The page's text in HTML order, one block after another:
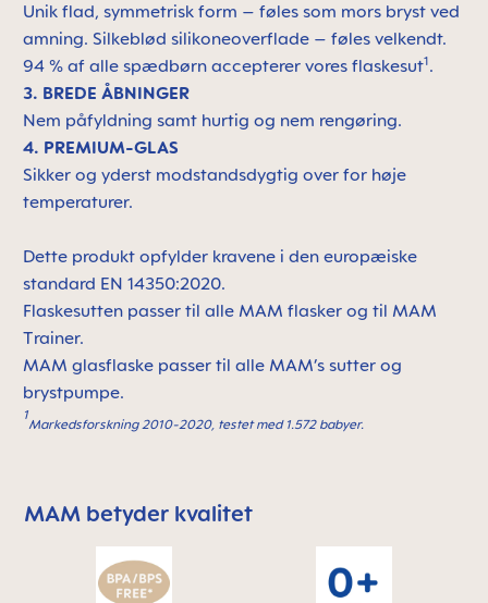
Unik flad, symmetrisk form – føles som mors bryst ved
amning. Silkeblød silikoneoverflade – føles velkendt.
94 % af alle spædbørn accepterer vores flaskesut1.
3. BREDE ÅBNINGER
Nem påfyldning samt hurtig og nem rengøring.
4. PREMIUM-GLAS
Sikker og yderst modstandsdygtig over for høje
temperaturer.
Dette produkt opfylder kravene i den europæiske
standard EN 14350:2020.
Flaskesutten passer til alle MAM flasker og til MAM
Trainer.
MAM glasflaske passer til alle MAM’s sutter og
brystpumpe.
1
Markedsforskning 2010-2020, testet med 1.572 babyer.
Skip MAM Means Quality Icon Bar
MAM betyder kvalitet